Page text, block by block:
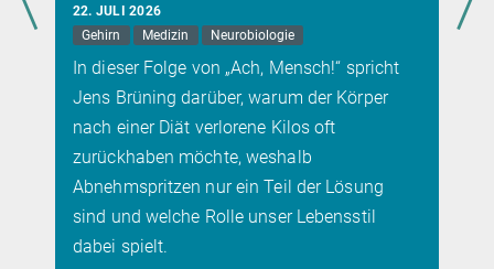
22. JULI 2026
Gehirn
Medizin Neurobiologie
In dieser Folge von „Ach, Mensch!“ spricht
Jens Brüning darüber, warum der Körper
nach einer Diät verlorene Kilos oft
zurückhaben möchte, weshalb
Abnehmspritzen nur ein Teil der Lösung
sind und welche Rolle unser Lebensstil
dabei spielt.